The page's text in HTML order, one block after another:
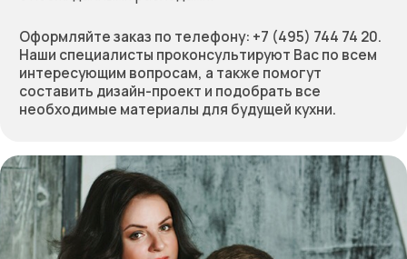
Оставьте заявку
на бесплатный расчёт
стоимости вашей мебели.
Мы перезвоним, обсудим
решение и зафиксируем
предварительную
стоимость работы